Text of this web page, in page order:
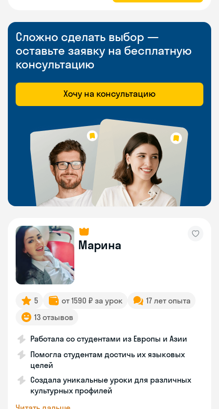
Сложно сделать выбор —
оставьте заявку на бесплатную
консультацию
Хочу на консультацию
Марина
5 от 1590 ₽ за урок
17 лет опыта
13 отзывов
Работала со студентами из Европы и Азии
Помогла студентам достичь их языковых
целей
Создала уникальные уроки для различных
культурных профилей